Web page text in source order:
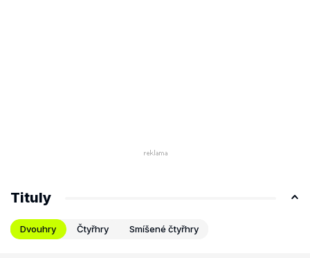
Tituly
Dvouhry Čtyřhry Smíšené čtyřhry